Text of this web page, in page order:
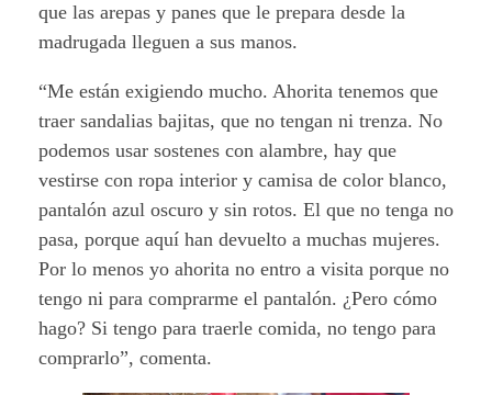
que las arepas y panes que le prepara desde la
madrugada lleguen a sus manos.
“Me están exigiendo mucho. Ahorita tenemos que
traer sandalias bajitas, que no tengan ni trenza. No
podemos usar sostenes con alambre, hay que
vestirse con ropa interior y camisa de color blanco,
pantalón azul oscuro y sin rotos. El que no tenga no
pasa, porque aquí han devuelto a muchas mujeres.
Por lo menos yo ahorita no entro a visita porque no
tengo ni para comprarme el pantalón. ¿Pero cómo
hago? Si tengo para traerle comida, no tengo para
comprarlo”, comenta.